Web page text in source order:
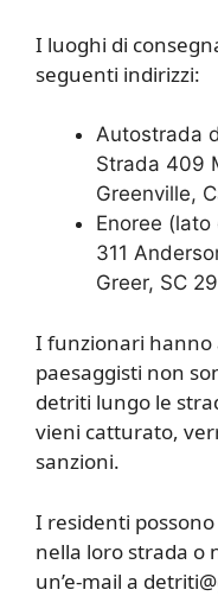
I luoghi di
seguenti indirizzi:
Autostrada
Strada 409
Greenville,
Enoree (lato
311
Greer, SC
I funzionari hanno
paesaggisti non
detriti lungo le
vieni catturato,
sanzioni.
I residenti
nella loro strada o
un’e-mail a